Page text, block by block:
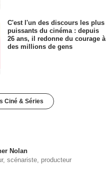
C'est l'un des discours les plus
puissants du cinéma : depuis
26 ans, il redonne du courage à
des millions de gens
Ciné & Séries
Nolan
scénariste, producteur